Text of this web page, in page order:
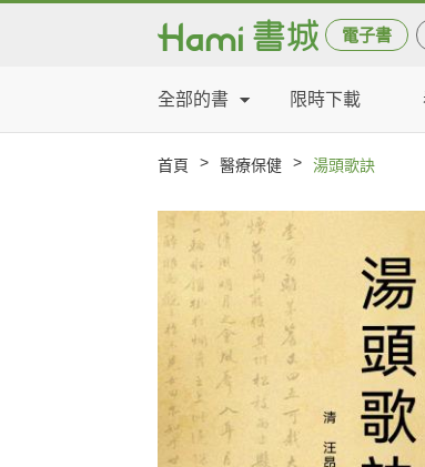
電子書
全部的書 限時下載
首頁 > 醫療保健 > 湯頭歌訣